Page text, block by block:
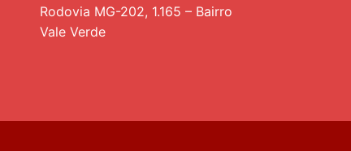
Rodovia MG-202, 1.165 – Bairro
Vale Verde